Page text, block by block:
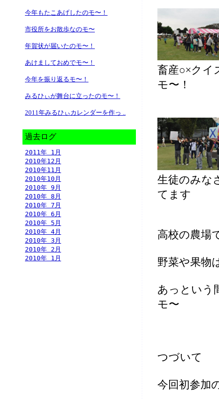
今年もたこあげしたのモ〜！
市役所をお散歩なのモ〜
年賀状が届いたのモ〜！
あけましておめでモ〜！
今年を振り返るモ〜！
みるひぃが舞台に立ったのモ〜！
2011年みるひぃカレンダーを作っ ..
過去ログ
2011年 1月
2010年12月
2010年11月
2010年10月
2010年 9月
2010年 8月
2010年 7月
2010年 6月
2010年 5月
2010年 4月
2010年 3月
2010年 2月
2010年 1月
畜産○×クイ
モ〜！
生徒のみな
てます
高校の農場
野菜や果物
あっという
モ〜
つづいて
今回初参加